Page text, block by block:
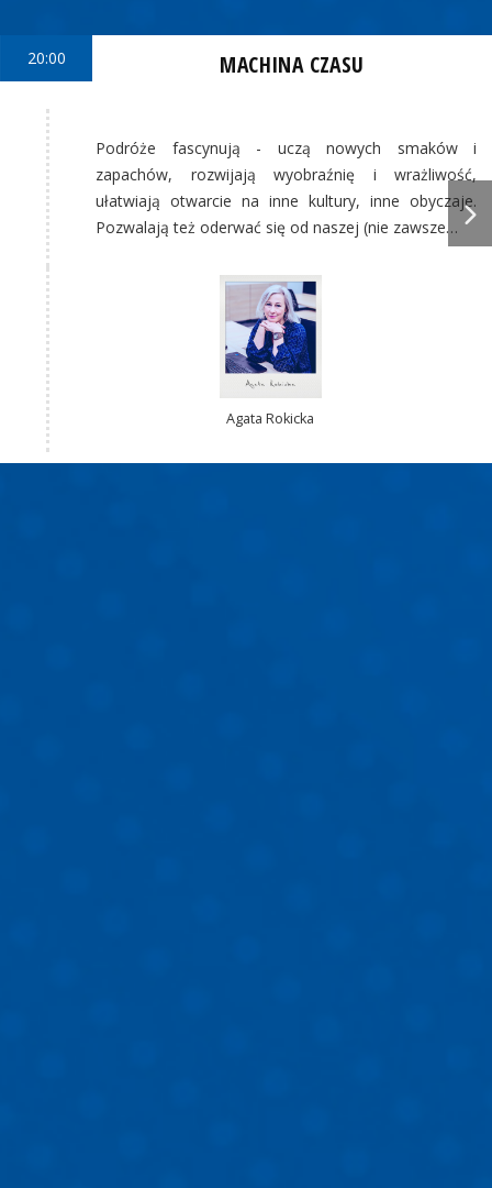
20:00 MACHINA CZASU
Podróże fascynują - uczą nowych smaków i
zapachów, rozwijają wyobraźnię i wrażliwość,
ułatwiają otwarcie na inne kultury, inne obyczaje.
Pozwalają też oderwać się od naszej (nie zawsze…
Agata Rokicka